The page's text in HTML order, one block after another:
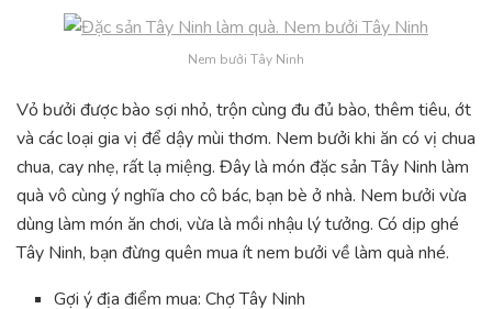
Nem bưởi Tây Ninh
Vỏ bưởi được bào sợi nhỏ, trộn cùng đu đủ bào, thêm tiêu, ớt
và các loại gia vị để dậy mùi thơm. Nem bưởi khi ăn có vị chua
chua, cay nhẹ, rất lạ miệng. Đây là món đặc sản Tây Ninh làm
quà vô cùng ý nghĩa cho cô bác, bạn bè ở nhà. Nem bưởi vừa
dùng làm món ăn chơi, vừa là mồi nhậu lý tưởng. Có dịp ghé
Tây Ninh, bạn đừng quên mua ít nem bưởi về làm quà nhé.
Gợi ý địa điểm mua: Chợ Tây Ninh